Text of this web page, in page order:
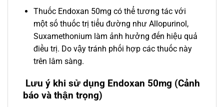
Thuốc Endoxan 50mg có thể tương tác với
một số thuốc trị tiểu đường như Allopurinol,
Suxamethonium làm ảnh hưởng đến hiệu quả
điều trị. Do vậy tránh phối hợp các thuốc này
trên lâm sàng.
Lưu ý khi sử dụng Endoxan 50mg (Cảnh
báo và thận trọng)